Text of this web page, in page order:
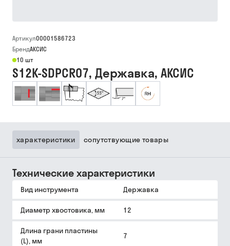
Артикул00001586723
БрендАКСИС
10 шт
S12K-SDPCR07, Державка, АКСИС
характеристики сопутствующие товары
Технические характеристики
Вид инструмента Державка
Диаметр хвостовика, мм 12
Длина грани пластины
(L), мм
7